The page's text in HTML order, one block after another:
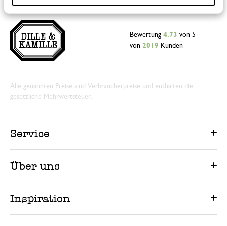
Bewertung 4.73 von 5
von 2019 Kunden
Alle genannten Preise sind Verbraucherpreise und enthalten die
gesetzliche Mehrwertsteuer.
Service
Über uns
Inspiration